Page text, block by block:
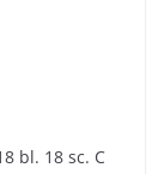
bl. 18 sc. C